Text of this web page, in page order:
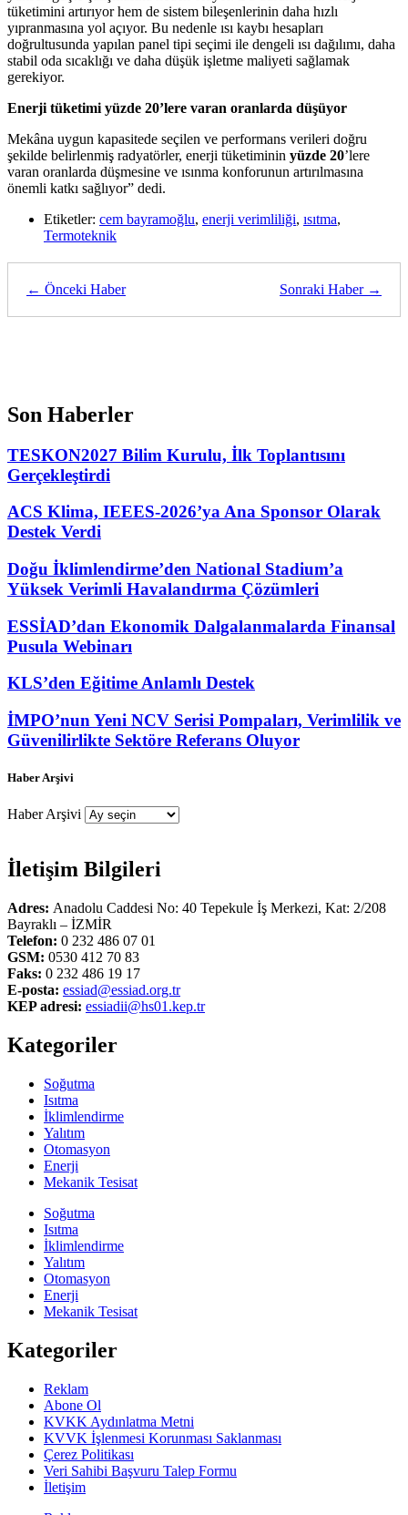
tüketimini artırıyor hem de sistem bileşenlerinin daha hızlı
yıpranmasına yol açıyor. Bu nedenle ısı kaybı hesapları
doğrultusunda yapılan panel tipi seçimi ile dengeli ısı dağılımı, daha
stabil oda sıcaklığı ve daha düşük işletme maliyeti sağlamak
gerekiyor.
Enerji tüketimi yüzde 20’lere varan oranlarda düşüyor
Mekâna uygun kapasitede seçilen ve performans verileri doğru
şekilde belirlenmiş radyatörler, enerji tüketiminin yüzde 20’lere
varan oranlarda düşmesine ve ısınma konforunun artırılmasına
önemli katkı sağlıyor” dedi.
Etiketler: cem bayramoğlu, enerji verimliliği, ısıtma,
Termoteknik
← Önceki Haber Sonraki Haber →
Son Haberler
TESKON2027 Bilim Kurulu, İlk Toplantısını
Gerçekleştirdi
ACS Klima, IEEES-2026’ya Ana Sponsor Olarak
Destek Verdi
Doğu İklimlendirme’den National Stadium’a
Yüksek Verimli Havalandırma Çözümleri
ESSİAD’dan Ekonomik Dalgalanmalarda Finansal
Pusula Webinarı
KLS’den Eğitime Anlamlı Destek
İMPO’nun Yeni NCV Serisi Pompaları, Verimlilik ve
Güvenilirlikte Sektöre Referans Oluyor
Haber Arşivi
Haber Arşivi
İletişim Bilgileri
Adres: Anadolu Caddesi No: 40 Tepekule İş Merkezi, Kat: 2/208
Bayraklı – İZMİR
Telefon: 0 232 486 07 01
GSM: 0530 412 70 83
Faks: 0 232 486 19 17
E-posta: essiad@essiad.org.tr
KEP adresi: essiadii@hs01.kep.tr
Kategoriler
Soğutma
Isıtma
İklimlendirme
Yalıtım
Otomasyon
Enerji
Mekanik Tesisat
Soğutma
Isıtma
İklimlendirme
Yalıtım
Otomasyon
Enerji
Mekanik Tesisat
Kategoriler
Reklam
Abone Ol
KVKK Aydınlatma Metni
KVVK İşlenmesi Korunması Saklanması
Çerez Politikası
Veri Sahibi Başvuru Talep Formu
İletişim